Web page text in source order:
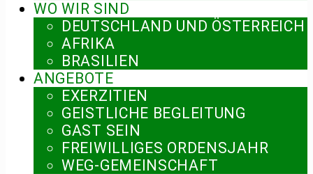
WO WIR SIND
DEUTSCHLAND UND ÖSTERREICH
AFRIKA
BRASILIEN
ANGEBOTE
EXERZITIEN
GEISTLICHE BEGLEITUNG
GAST SEIN
FREIWILLIGES ORDENSJAHR
WEG-GEMEINSCHAFT